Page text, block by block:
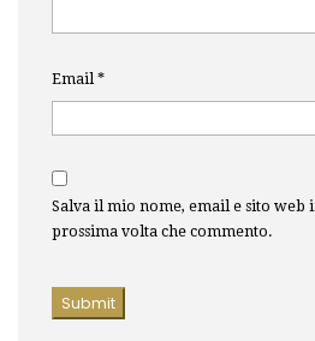
Email *
Salva il mio nome, email e sito web
prossima volta che commento.